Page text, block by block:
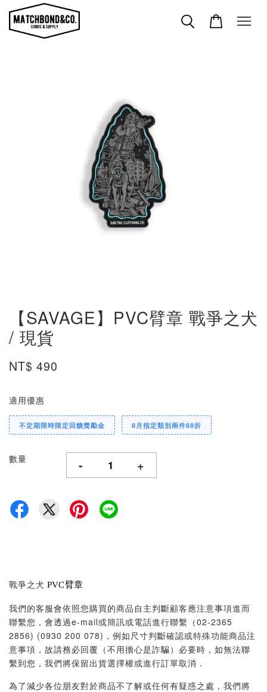
【SAVAGE】PVC臂章 戰爭之犬
/ 現貨
NT$ 490
適用優惠
不定期限時限定回饋獎勵金 8月指定類別兩件88折
數量 - +
戰爭之犬 PVC臂章
我們的客服會依照您購買的商品自主判斷顧客應注意事項進而
聯繫您，會透過e-mail或簡訊或電話進行聯繫（02-2365
2856) (0930 200 078)，例如尺寸判斷確認或特殊功能商品注
意事項，故請務必回覆（不用擔心是詐騙）必要時，如無法聯
繫到您，我們將保留出貨選擇權或進行訂單取消．
為了減少各位朋友對於商品不了解或任何有疑惑之處，我們將